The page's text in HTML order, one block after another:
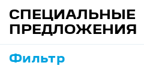
СПЕЦИАЛЬНЫЕ
ПРЕДЛОЖЕНИЯ
Фильтр